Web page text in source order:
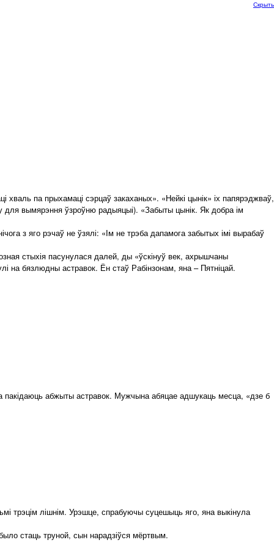
Скрыть
па прыхамаці сэрцаў закаханых». «Нейкі цынік» іх папярэджваў,
для вымярэння ўзроўню радыяцыі). «Забыты цынік. Як добра ім
з яго рэчаў не ўзялі: «Ім не трэба дапамога забытых імі вырабаў
стыхія пасунулася далей, ды «ўскінуў век, ахрышчаны
на бязлюдны астравок. Ён стаў Рабінзонам, яна – Пятніцай.
абжыты астравок. Мужчына абяцае адшукаць месца, «дзе б
трэцім лішнім. Урэшце, спрабуючы суцешыць яго, яна выкінула
стаць труной, сын нарадзіўся мёртвым.